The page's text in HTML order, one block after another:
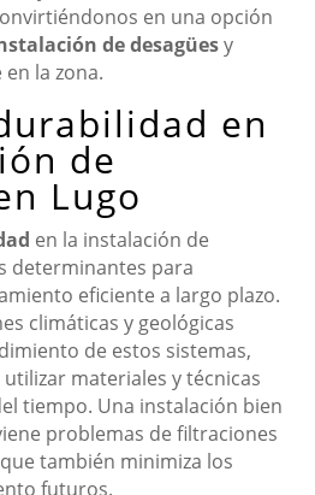
en una opción
de desagüesy
la zona.
en
de
Lugo
en la instalación de
determinantes para
eficiente a largo plazo.
climáticas y geológicas
de estos sistemas,
materiales y técnicas
tiempo. Una instalación bien
problemas de filtraciones
también minimiza los
futuros.